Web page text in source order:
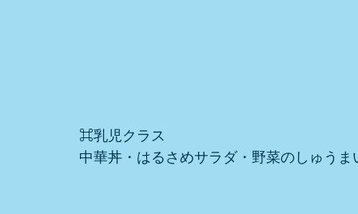
⌘乳児クラス
中華丼・はるさめサラダ・野菜のしゅうま